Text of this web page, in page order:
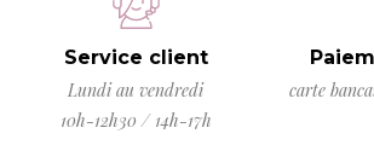
Service client
Lundi au vendredi
10h-12h30 / 14h-17h
carte